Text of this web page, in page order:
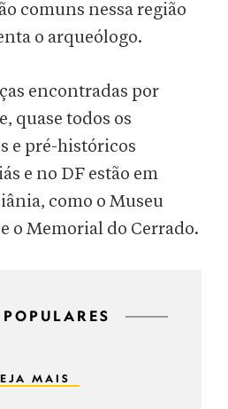
comuns nessa região
o arqueólogo.
encontradas por
quase todos os
e pré-históricos
e no DF estão em
como o Museu
o Memorial do Cerrado.
MAIS